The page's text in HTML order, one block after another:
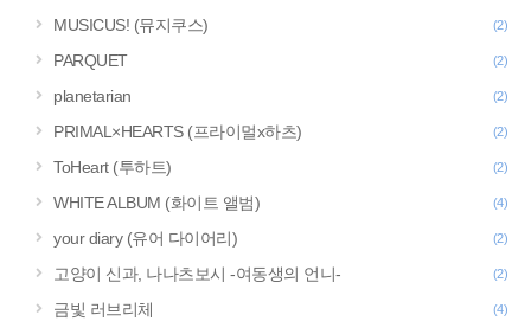
MUSICUS! (뮤지쿠스) (2)
PARQUET (2)
planetarian (2)
PRIMAL×HEARTS (프라이멀x하츠) (2)
ToHeart (투하트) (2)
WHITE ALBUM (화이트 앨범) (4)
your diary (유어 다이어리) (2)
고양이 신과, 나나츠보시 -여동생의 언니- (2)
금빛 러브리체 (4)